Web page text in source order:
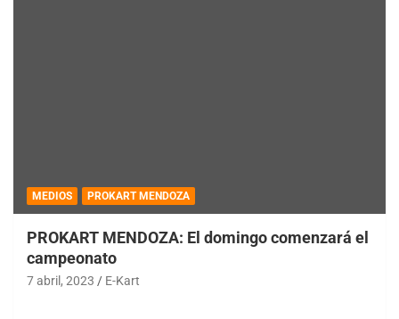
MEDIOS PROKART MENDOZA
PROKART MENDOZA: El domingo comenzará el
campeonato
7 abril, 2023 E-Kart